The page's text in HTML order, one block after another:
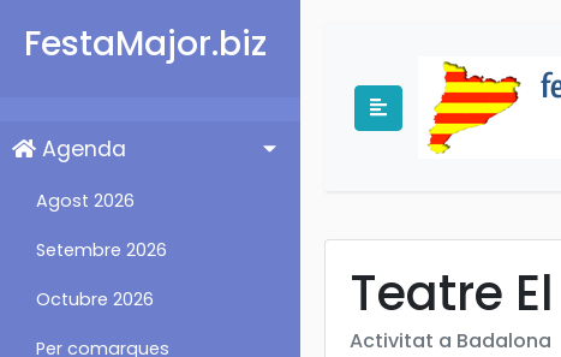
FestaMajor.biz
Agenda
Agost 2026
Setembre 2026
Octubre 2026
Per comarques
Teatre
Activitat a Badalona